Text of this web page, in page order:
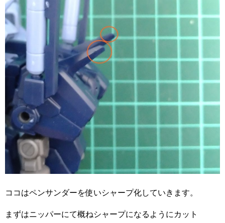
ココはペンサンダーを使いシャープ化していきます。
まずはニッパーにて概ねシャープになるようにカット